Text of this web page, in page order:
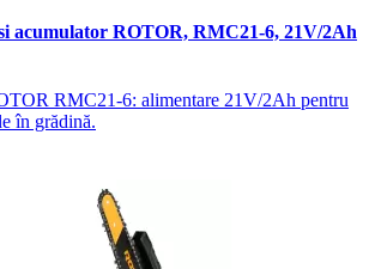
acumulator ROTOR, RMC21-6, 21V/2Ah
RMC21-6: alimentare 21V/2Ah pentru
în grădină.